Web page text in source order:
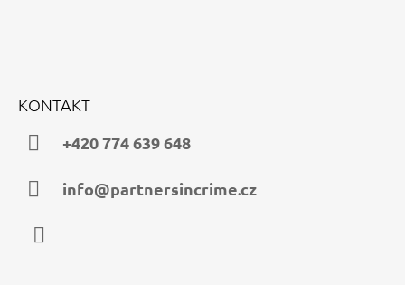
KONTAKT
+420 774 639 648
info@partnersincrime.cz